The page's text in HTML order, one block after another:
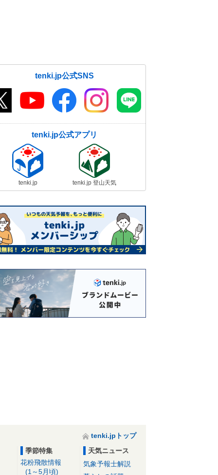
tenki.jp公式SNS
tenki.jp公式アプリ
tenki.jp tenki.jp 登山天気
tenki.jpトップ
季節特集
花粉飛散情報
(1～5月頃)
天気ニュース
気象予報士解説